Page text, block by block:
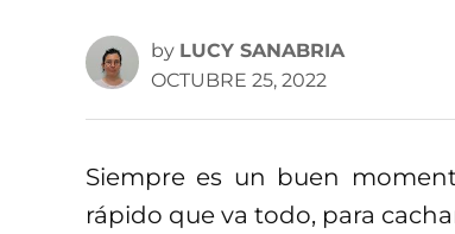
by LUCY SANABRIA
OCTUBRE 25, 2022
Siempre es un buen
rápido que va todo, para